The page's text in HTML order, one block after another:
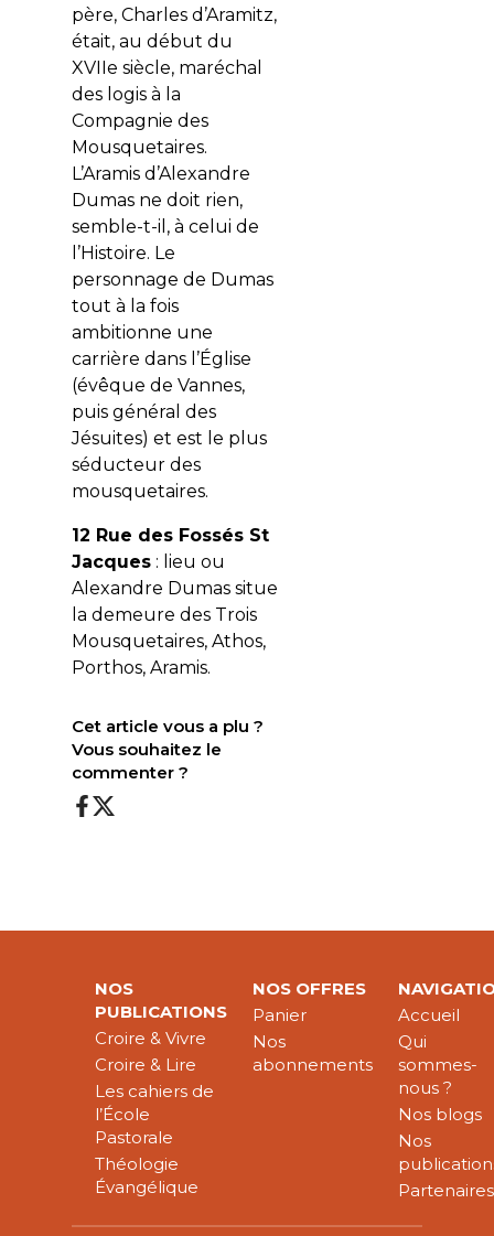
père, Charles d’Aramitz,
était, au début du
XVIIe siècle, maréchal
des logis à la
Compagnie des
Mousquetaires.
L’Aramis d’Alexandre
Dumas ne doit rien,
semble-t-il, à celui de
l’Histoire. Le
personnage de Dumas
tout à la fois
ambitionne une
carrière dans l’Église
(évêque de Vannes,
puis général des
Jésuites) et est le plus
séducteur des
mousquetaires.
12 Rue des Fossés St
Jacques: lieu ou
Alexandre Dumas situe
la demeure des Trois
Mousquetaires, Athos,
Porthos, Aramis.
Cet article vous a plu ?
Vous souhaitez le
commenter ?
NOS
PUBLICATIONS
Croire & Vivre
Croire & Lire
Les cahiers de
l’École
Pastorale
Théologie
Évangélique
NOS OFFRES
Panier
Nos
abonnements
Accueil
Qui
sommes-
nous ?
Nos blogs
Nos
Partenaires